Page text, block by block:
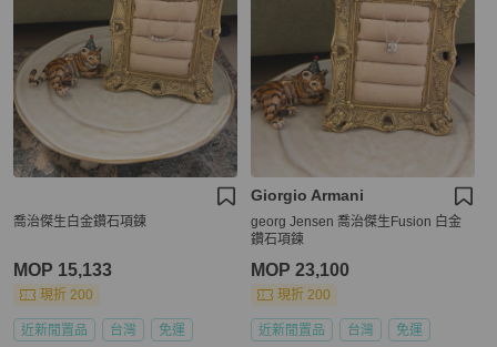
喬治傑生白金鑽石項鍊
MOP 15,133
現折 200
近新閒置品 台灣 免運
Giorgio Armani
georg Jensen 喬治傑生Fusion 白金
鑽石項鍊
MOP 23,100
現折 200
近新閒置品 台灣 免運